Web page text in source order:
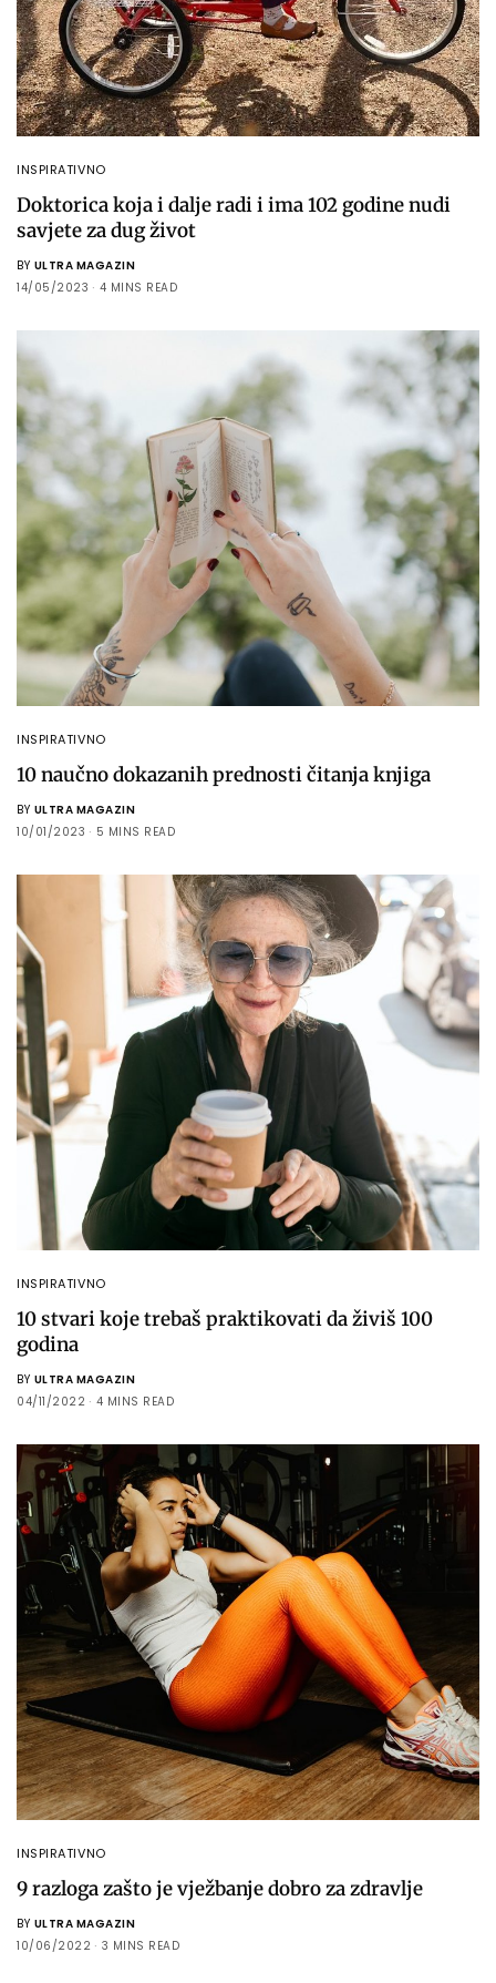
INSPIRATIVNO
Doktorica koja i dalje radi i ima 102 godine nudi
savjete za dug život
BY ULTRA MAGAZIN
14/05/2023
4 MINS READ
INSPIRATIVNO
10 naučno dokazanih prednosti čitanja knjiga
BY ULTRA MAGAZIN
10/01/2023
5 MINS READ
INSPIRATIVNO
10 stvari koje trebaš praktikovati da živiš 100
godina
BY ULTRA MAGAZIN
04/11/2022
4 MINS READ
INSPIRATIVNO
9 razloga zašto je vježbanje dobro za zdravlje
BY ULTRA MAGAZIN
10/06/2022
3 MINS READ